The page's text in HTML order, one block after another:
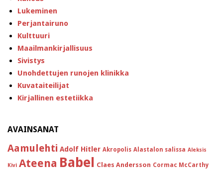
Lukeminen
Perjantairuno
Kulttuuri
Maailmankirjallisuus
Sivistys
Unohdettujen runojen klinikka
Kuvataiteilijat
Kirjallinen estetiikka
AVAINSANAT
Aamulehti Adolf Hitler Akropolis Alastalon salissa Aleksis
Kivi Ateena Babel Claes Andersson Cormac McCarthy